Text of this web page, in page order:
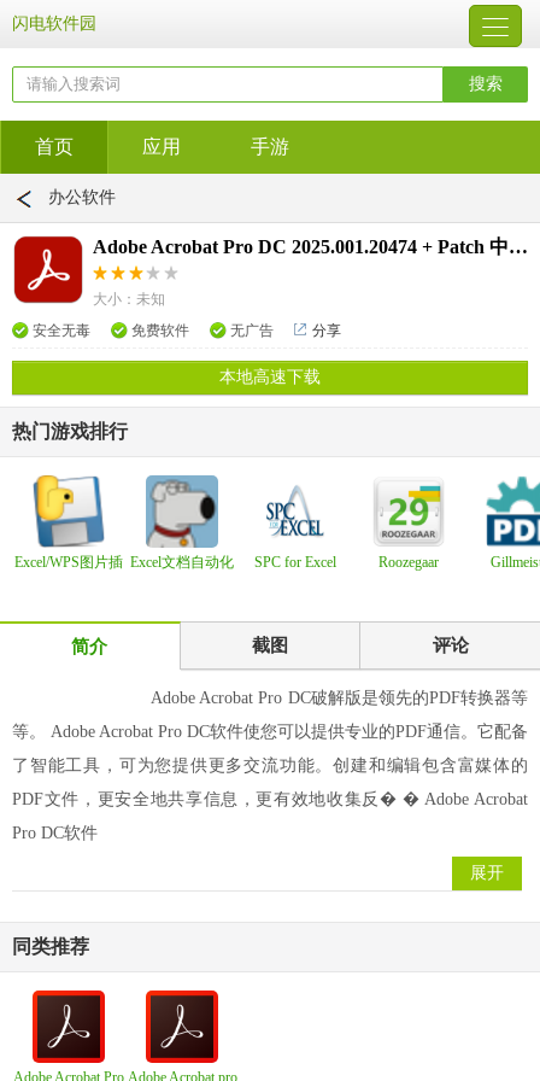
闪电软件园
首页 应用 手游
办公软件
Adobe Acrobat Pro DC 2025.001.20474 + Patch 中文直装破解版
大小：未知
安全无毒
免费软件 无广告 分享
本地高速下载
热门游戏排行
Excel/WPS图片插 Excel文档自动化
SPC for Excel
Roozegaar
简介 截图 评论
Adobe Acrobat Pro DC破解版是领先的PDF转换器等
等。 Adobe Acrobat Pro DC软件使您可以提供专业的PDF通信。它配备
了智能工具，可为您提供更多交流功能。创建和编辑包含富媒体的
PDF文件，更安全地共享信息，更有效地收集反� � Adobe Acrobat
Pro DC软件
展开
同类推荐
Adobe Acrobat Pro Adobe Acrobat pro